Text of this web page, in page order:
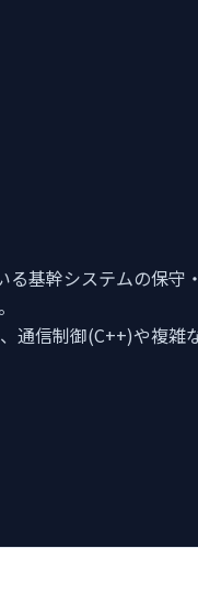
基幹システムの保守
通信制御(C++)や複雑